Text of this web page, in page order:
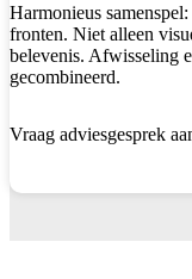
Harmonieus
fronten. Niet alleen
belevenis. Afwisseling
gecombineerd.
Vraag adviesgesprek